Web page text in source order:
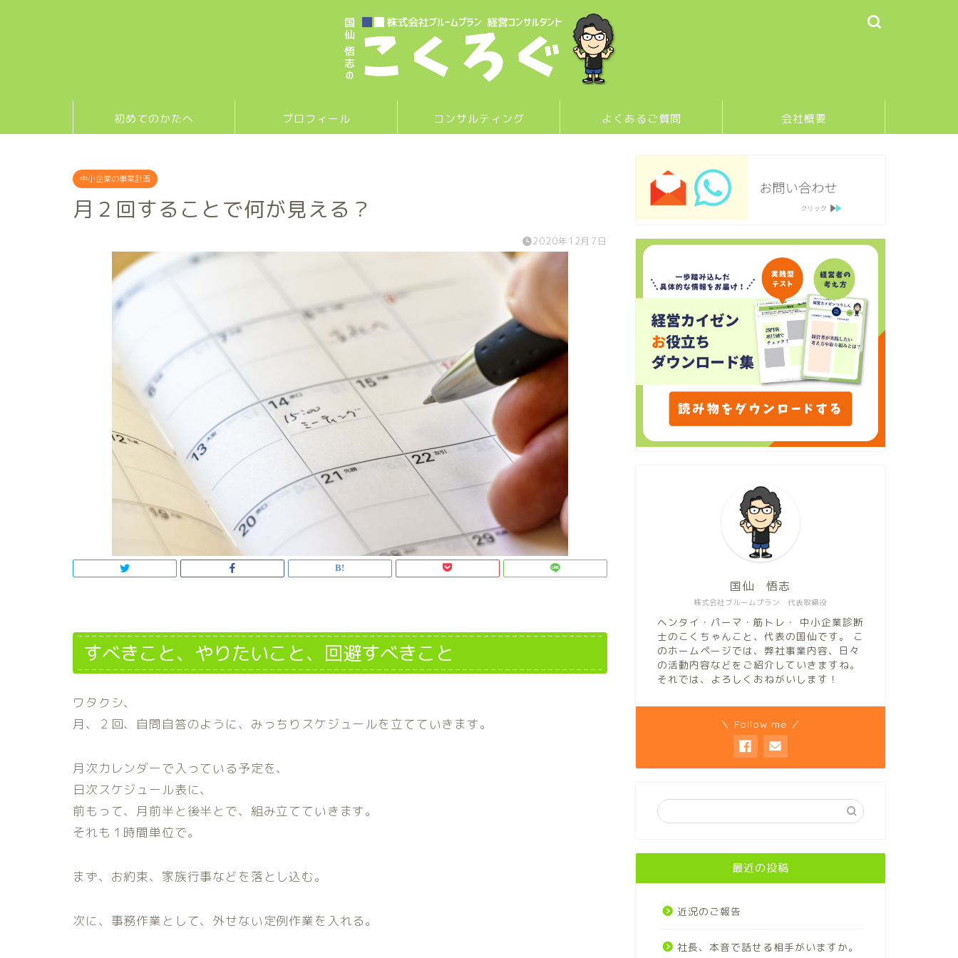
初めてのかたへ プロフィール コンサルティング よくあるご質問 会社概要
中小企業の事業計画
月２回することで何が見える？
2020年12月7日
すべきこと、やりたいこと、回避すべきこと
ワタクシ、
月、２回、自問自答のように、みっちりスケジュールを立てていきます。
月次カレンダーで入っている予定を、
日次スケジュール表に、
前もって、月前半と後半とで、組み立てていきます。
それも１時間単位で。
まず、お約束、家族行事などを落とし込む。
次に、事務作業として、外せない定例作業を入れる。
株式会社ブルームプラン 代表取締役
国仙 悟志
ヘンタイ・パーマ・筋トレ・ 中小企業診断
士のこくちゃんこと、代表の国仙です。 こ
のホームページでは、弊社事業内容、日々
の活動内容などをご紹介していきますね。
それでは、よろしくおねがいします！
＼ Follow me ／
最近の投稿
近況のご報告
社長、本音で話せる相手がいますか。